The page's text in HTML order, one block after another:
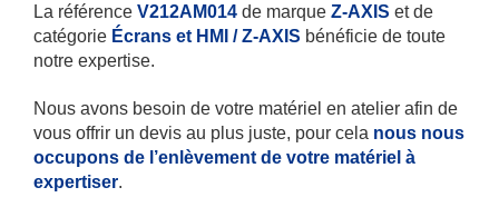
La référence V212AM014 de marque Z-AXIS et de
catégorie Écrans et HMI / Z-AXIS bénéficie de toute
notre expertise.
Nous avons besoin de votre matériel en atelier afin de
vous offrir un devis au plus juste, pour cela nous nous
occupons de l’enlèvement de votre matériel à
expertiser.